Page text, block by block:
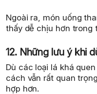
Ngoài ra, món uống
thấy dễ chịu hơn trong
12. Những lưu ý khi
Dù các loại lá khá
cách vẫn rất quan
hợp hơn.